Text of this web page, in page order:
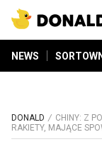
NEWS
DONALD
CHINY: Z
RAKIETY, MAJĄCE